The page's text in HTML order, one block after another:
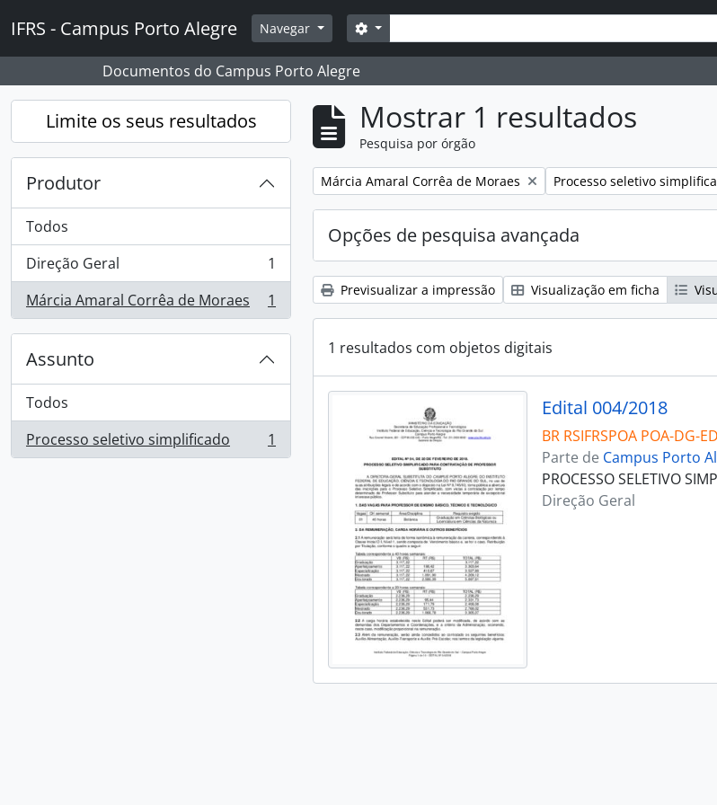
IFRS - Campus Porto Alegre Navegar Pesquisar
Opções de busca
Documentos do Campus Porto Alegre
Limite os seus resultados
Produtor
Todos
Direção Geral
, 1 resultados
1
Márcia Amaral Corrêa de Moraes
, 1 resultados 1
Assunto
Todos
Processo seletivo simplificado
, 1 resultados 1
Mostrar 1 resultados
Pesquisa por órgão
Remover filtro:
Márcia Amaral Corrêa de Moraes Remover filtro:
Processo seletivo
Opções de pesquisa avançada
Previsualizar a impressão Visualização em ficha
1 resultados com objetos digitais
Edital 004/2018
BR RSIFRSPOA POA-DG-
Parte de Campus Porto
PROCESSO SELETIVO
Direção Geral